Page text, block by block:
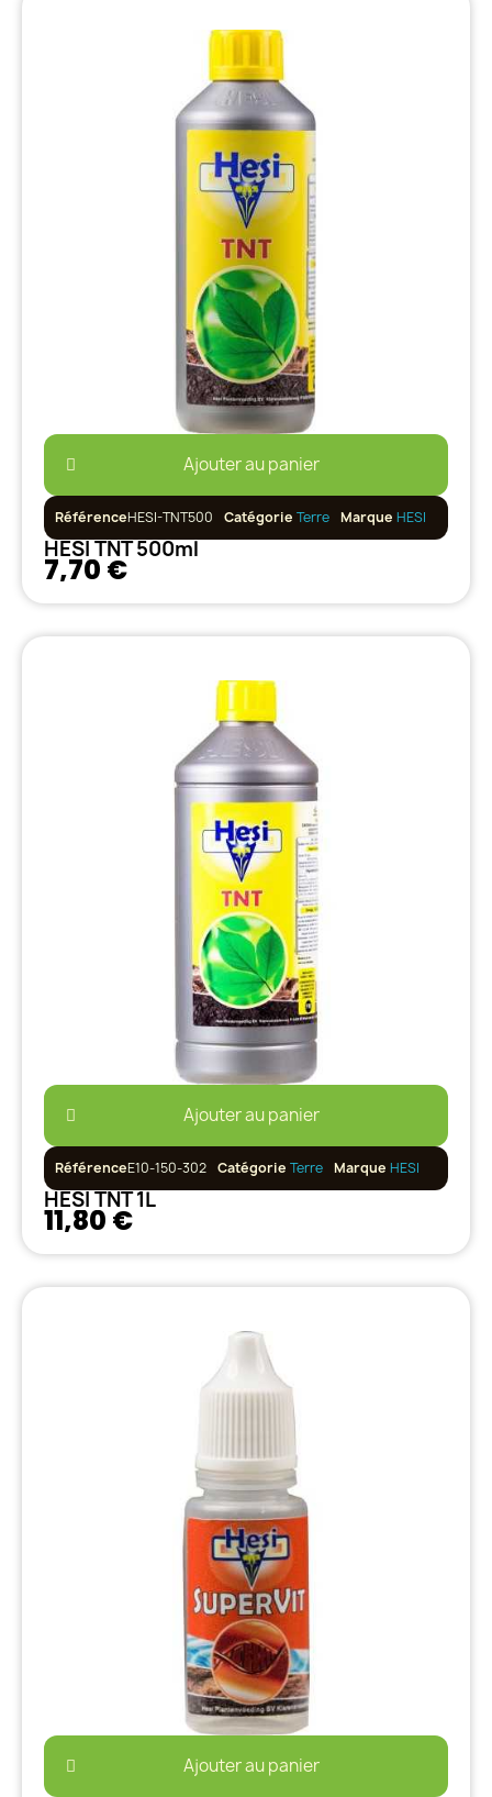
Ajouter au panier
RéférenceHESI-TNT500 Catégorie Terre Marque HESI
HESI TNT 500ml
7,70 €
Ajouter au panier
RéférenceE10-150-302 Catégorie Terre Marque HESI
HESI TNT 1L
11,80 €
Ajouter au panier